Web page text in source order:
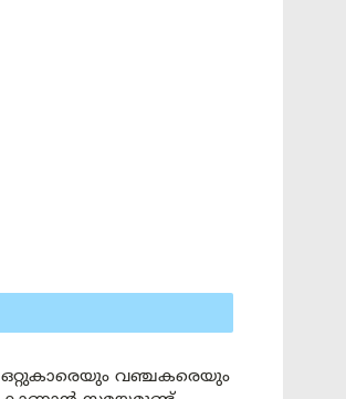
ഒറ്റുകാരെയും വഞ്ചകരെയും